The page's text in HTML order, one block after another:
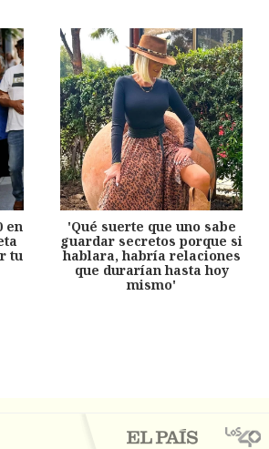
en
tu
'Qué suerte que uno sabe
guardar secretos porque si
hablara, habría relaciones
que durarían hasta hoy
mismo'